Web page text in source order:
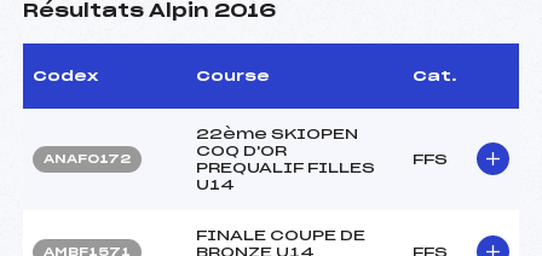
Résultats Alpin 2016
Codex Course Cat.
ANAF0172
22ème SKIOPEN
COQ D'OR
PREQUALIF FILLES
U14
FFS
AMBF1571
FINALE COUPE DE
BRONZE U14
FFS